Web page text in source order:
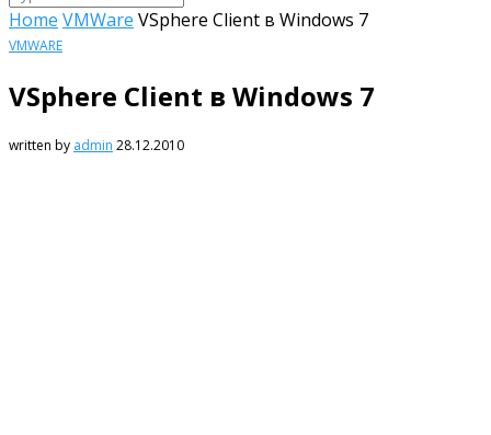
Home VMWare VSphere Client в Windows 7
VMWARE
VSphere Client в Windows 7
written by admin 28.12.2010